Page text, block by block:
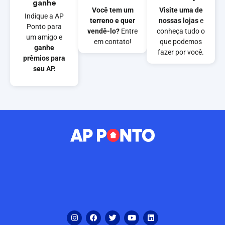
ganhe
Indique a AP
Ponto para
um amigo e
ganhe
prêmios para
seu AP.
Você tem um
terreno e quer
vendê-lo? Entre
em contato!
Visite uma de
nossas lojase
conheça tudo o
que podemos
fazer por você.